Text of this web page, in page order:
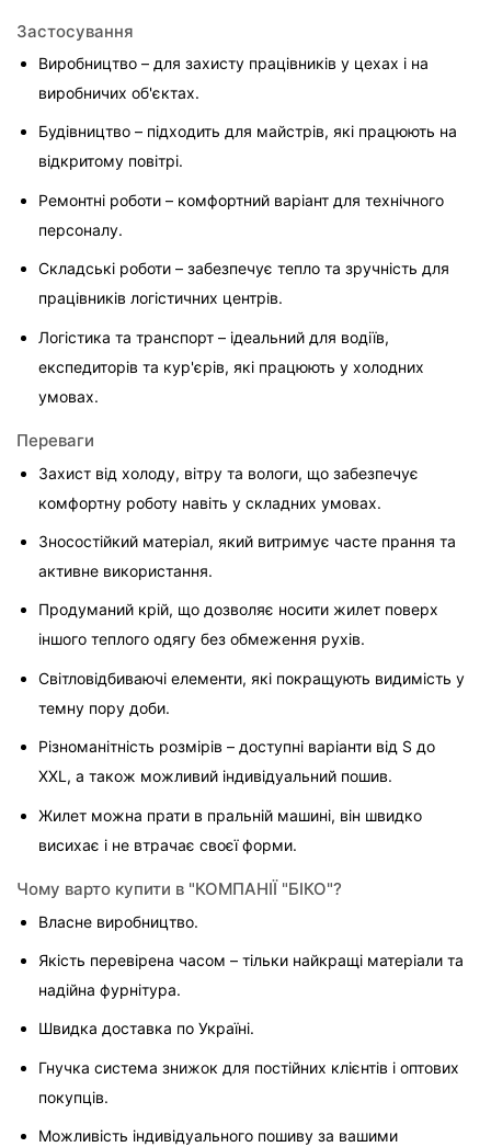
Застосування
Виробництво – для захисту працівників у цехах і на
виробничих об'єктах.
Будівництво – підходить для майстрів, які працюють на
відкритому повітрі.
Ремонтні роботи – комфортний варіант для технічного
персоналу.
Складські роботи – забезпечує тепло та зручність для
працівників логістичних центрів.
Логістика та транспорт – ідеальний для водіїв,
експедиторів та кур'єрів, які працюють у холодних
умовах.
Переваги
Захист від холоду, вітру та вологи, що забезпечує
комфортну роботу навіть у складних умовах.
Зносостійкий матеріал, який витримує часте прання та
активне використання.
Продуманий крій, що дозволяє носити жилет поверх
іншого теплого одягу без обмеження рухів.
Світловідбиваючі елементи, які покращують видимість у
темну пору доби.
Різноманітність розмірів – доступні варіанти від S до
XXL, а також можливий індивідуальний пошив.
Жилет можна прати в пральній машині, він швидко
висихає і не втрачає своєї форми.
Чому варто купити в "КОМПАНІЇ "БІКО"?
Власне виробництво.
Якість перевірена часом – тільки найкращі матеріали та
надійна фурнітура.
Швидка доставка по Україні.
Гнучка система знижок для постійних клієнтів і оптових
покупців.
Можливість індивідуального пошиву за вашими